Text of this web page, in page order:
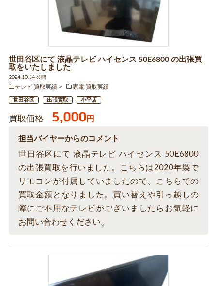
世田谷区にて 液晶テレビ ハイセンス 50E6800 の出張買
取をいたしました
2024.10.14 公開
テレビ 買取実績
家電 買取実績
世田谷区 出張買取 小平店
買取価格 5,000円
担当バイヤーからのコメント
世田谷区にて 液晶テレビ ハイセンス 50E6800
の出張買取を行いました。こちらは2020年製で
リモコンが付属していましたので、こちらでの
買取金額となりました。買い替えや引っ越しの
際にご不用なテレビがございましたらお気軽に
お問い合わせください。